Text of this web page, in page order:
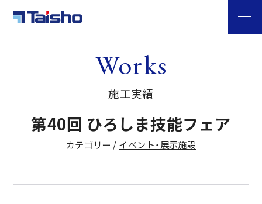
Works
施工実績
第40回 ひろしま技能フェア
カテゴリー / イベント・展示施設